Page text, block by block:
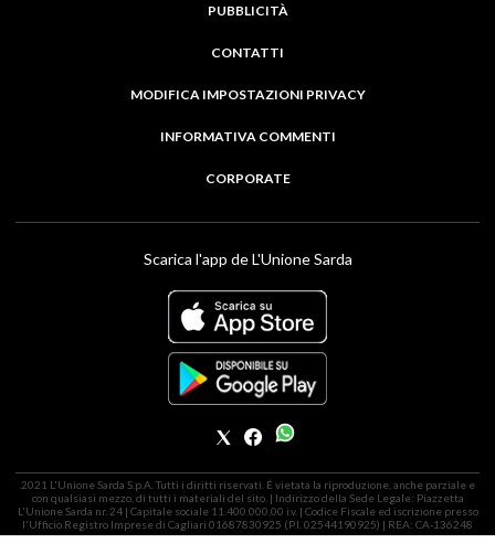
PUBBLICITÀ
CONTATTI
MODIFICA IMPOSTAZIONI PRIVACY
INFORMATIVA COMMENTI
CORPORATE
Scarica l'app de L'Unione Sarda
2021 L'Unione Sarda S.p.A. Tutti i diritti riservati. É vietata la riproduzione, anche parziale e
con qualsiasi mezzo, di tutti i materiali del sito. | Indirizzo della Sede Legale: Piazzetta
L'Unione Sarda nr. 24 | Capitale sociale 11.400.000,00 i.v. | Codice Fiscale ed iscrizione presso
l'Ufficio Registro Imprese di Cagliari 01687830925 (P.I. 02544190925) | REA: CA-136248